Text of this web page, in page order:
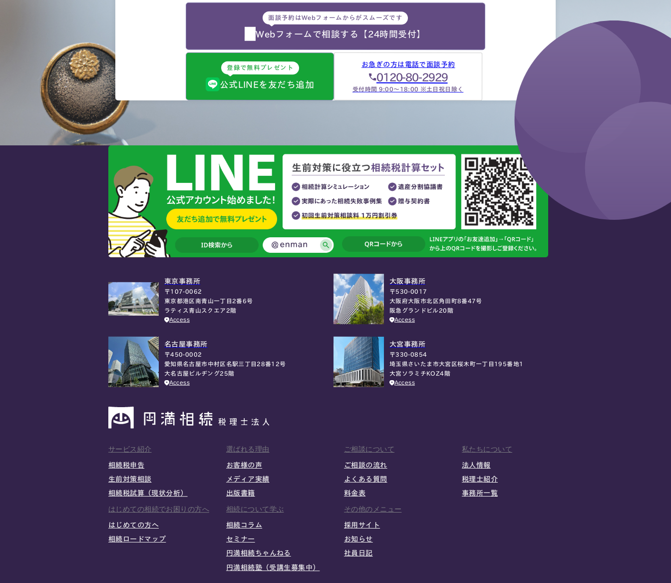
面談予約はWebフォームからがスムーズです
Webフォームで相談する 【24時間受付】
登録で無料プレゼント
公式LINEを友だち追加
お急ぎの方は電話で面談予約
0120-80-2929
受付時間 9:00～18:00 ※土日祝日除く
東京事務所
〒107-0062
東京都港区南青山一丁目2番6号
ラティス青山スクエア2階
Access
大阪事務所
〒530-0017
大阪府大阪市北区角田町8番47号
阪急グランドビル20階
Access
名古屋事務所
〒450-0002
愛知県名古屋市中村区名駅三丁目28番12号
大名古屋ビルヂング25階
Access
大宮事務所
〒330-0854
埼玉県さいたま市大宮区桜木町一丁目195番地1
大宮ソラミチKOZ4階
Access
サービス紹介
相続税申告
生前対策相談
相続税試算（現状分析）
選ばれる理由
お客様の声
メディア実績
出版書籍
ご相談について
ご相談の流れ
よくある質問
料金表
私たちについて
法人情報
税理士紹介
事務所一覧
はじめての相続でお困りの方へ
はじめての方へ
相続ロードマップ
相続について学ぶ
相続コラム
セミナー
円満相続ちゃんねる
円満相続塾（受講生募集中）
その他のメニュー
採用サイト
お知らせ
社員日記